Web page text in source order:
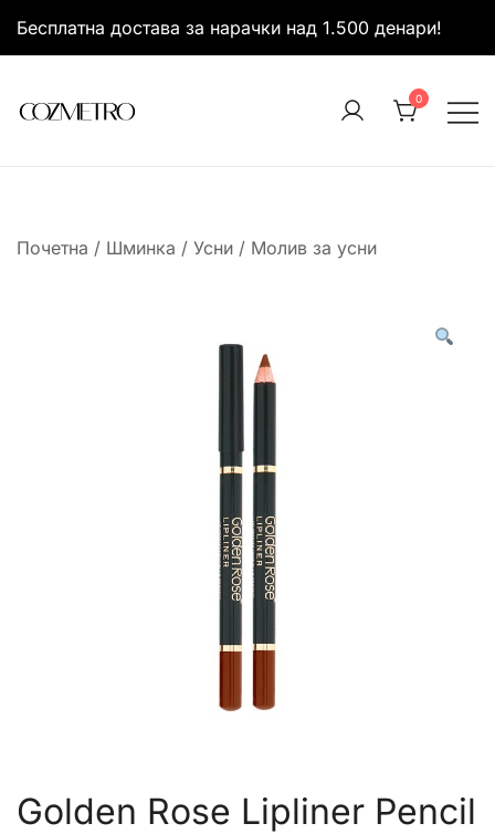
Бесплатна достава за нарачки над 1.500 денари!
0
Почетна / Шминка / Усни / Молив за усни
Golden Rose Lipliner Pencil